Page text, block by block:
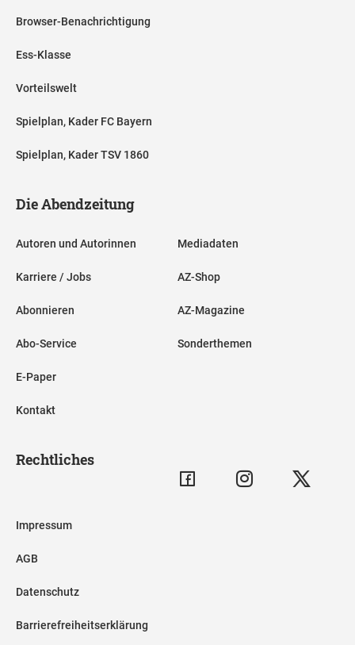
Browser-Benachrichtigung
Ess-Klasse
Vorteilswelt
Spielplan, Kader FC Bayern
Spielplan, Kader TSV 1860
Die Abendzeitung
Autoren und Autorinnen
Karriere / Jobs
Abonnieren
Abo-Service
E-Paper
Kontakt
Mediadaten
AZ-Shop
AZ-Magazine
Sonderthemen
Rechtliches
Impressum
AGB
Datenschutz
Barrierefreiheitserklärung